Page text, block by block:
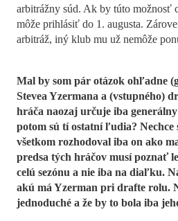
arbitrážny súd. Ak by túto možnosť
môže prihlásiť do 1. augusta.
arbitráž, iný klub mu už nemôže
Mal by som pár otázok ohľadne
Stevea Yzermana a (vstupného)
hráča naozaj určuje iba
potom sú tí ostatní ľudia? Nechce
všetkom rozhodoval iba on ako
predsa tých hráčov musí poznať
celú sezónu a nie iba na diaľku.
akú má Yzerman pri drafte rolu.
jednoduché a že by to bola iba